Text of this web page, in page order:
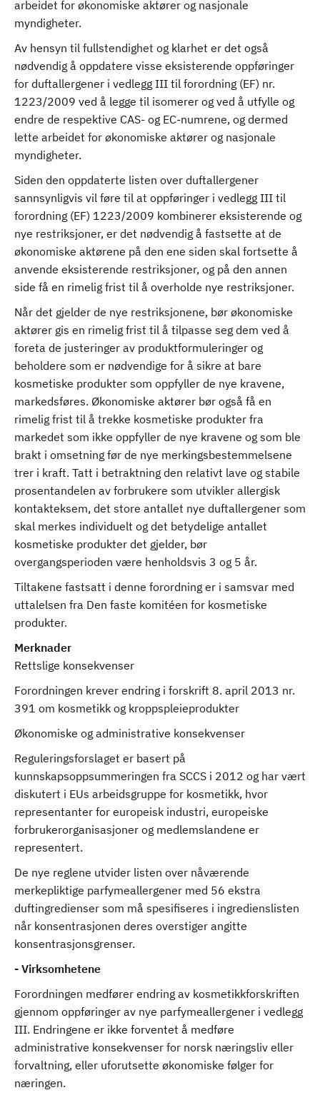
arbeidet for økonomiske aktører og nasjonale
myndigheter.
Av hensyn til fullstendighet og klarhet er det også
nødvendig å oppdatere visse eksisterende oppføringer
for duftallergener i vedlegg III til forordning (EF) nr.
1223/2009 ved å legge til isomerer og ved å utfylle og
endre de respektive CAS- og EC-numrene, og dermed
lette arbeidet for økonomiske aktører og nasjonale
myndigheter.
Siden den oppdaterte listen over duftallergener
sannsynligvis vil føre til at oppføringer i vedlegg III til
forordning (EF) 1223/2009 kombinerer eksisterende og
nye restriksjoner, er det nødvendig å fastsette at de
økonomiske aktørene på den ene siden skal fortsette å
anvende eksisterende restriksjoner, og på den annen
side få en rimelig frist til å overholde nye restriksjoner.
Når det gjelder de nye restriksjonene, bør økonomiske
aktører gis en rimelig frist til å tilpasse seg dem ved å
foreta de justeringer av produktformuleringer og
beholdere som er nødvendige for å sikre at bare
kosmetiske produkter som oppfyller de nye kravene,
markedsføres. Økonomiske aktører bør også få en
rimelig frist til å trekke kosmetiske produkter fra
markedet som ikke oppfyller de nye kravene og som ble
brakt i omsetning før de nye merkingsbestemmelsene
trer i kraft. Tatt i betraktning den relativt lave og stabile
prosentandelen av forbrukere som utvikler allergisk
kontakteksem, det store antallet nye duftallergener som
skal merkes individuelt og det betydelige antallet
kosmetiske produkter det gjelder, bør
overgangsperioden være henholdsvis 3 og 5 år.
Tiltakene fastsatt i denne forordning er i samsvar med
uttalelsen fra Den faste komitéen for kosmetiske
produkter.
Merknader
Rettslige konsekvenser
Forordningen krever endring i forskrift 8. april 2013 nr.
391 om kosmetikk og kroppspleieprodukter
Økonomiske og administrative konsekvenser
Reguleringsforslaget er basert på
kunnskapsoppsummeringen fra SCCS i 2012 og har vært
diskutert i EUs arbeidsgruppe for kosmetikk, hvor
representanter for europeisk industri, europeiske
forbrukerorganisasjoner og medlemslandene er
representert.
De nye reglene utvider listen over nåværende
merkepliktige parfymeallergener med 56 ekstra
duftingredienser som må spesifiseres i ingredienslisten
når konsentrasjonen deres overstiger angitte
konsentrasjonsgrenser.
- Virksomhetene
Forordningen medfører endring av kosmetikkforskriften
gjennom oppføringer av nye parfymeallergener i vedlegg
III. Endringene er ikke forventet å medføre
administrative konsekvenser for norsk næringsliv eller
forvaltning, eller uforutsette økonomiske følger for
næringen.